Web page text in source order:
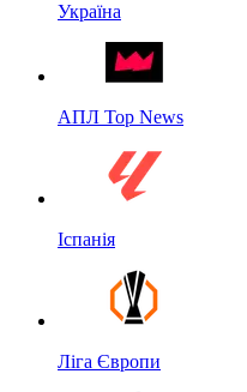
Україна
АПЛ Top News
Іспанія
Ліга Європи